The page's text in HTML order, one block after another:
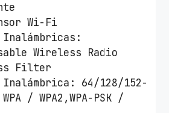
Wi-Fi
Inalámbricas:
Wireless Radio
Filter
Inalámbrica: 64/128/152-
/ WPA2,WPA-PSK /